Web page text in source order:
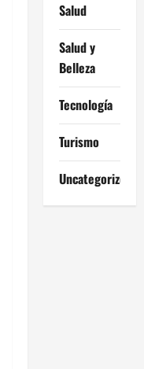
Salud
Salud y
Belleza
Tecnología
Turismo
Uncategorized